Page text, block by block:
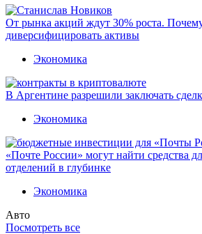
От рынка акций ждут 30% роста.
диверсифицировать активы
Экономика
В Аргентине разрешили заключать
Экономика
«Почте России» могут найти средства
отделений в глубинке
Экономика
Авто
Посмотреть все